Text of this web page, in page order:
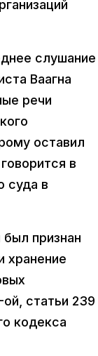
слушание
Ваагна
речи
оставил
в
суда в
признан
хранение
статьи 239
кодекса